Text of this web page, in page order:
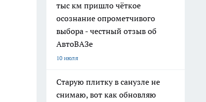
тыс км пришло чёткое
осознание опрометчивого
выбора - честный отзыв об
АвтоВАЗе
10 июля
Старую плитку в санузле не
снимаю, вот как обновляю